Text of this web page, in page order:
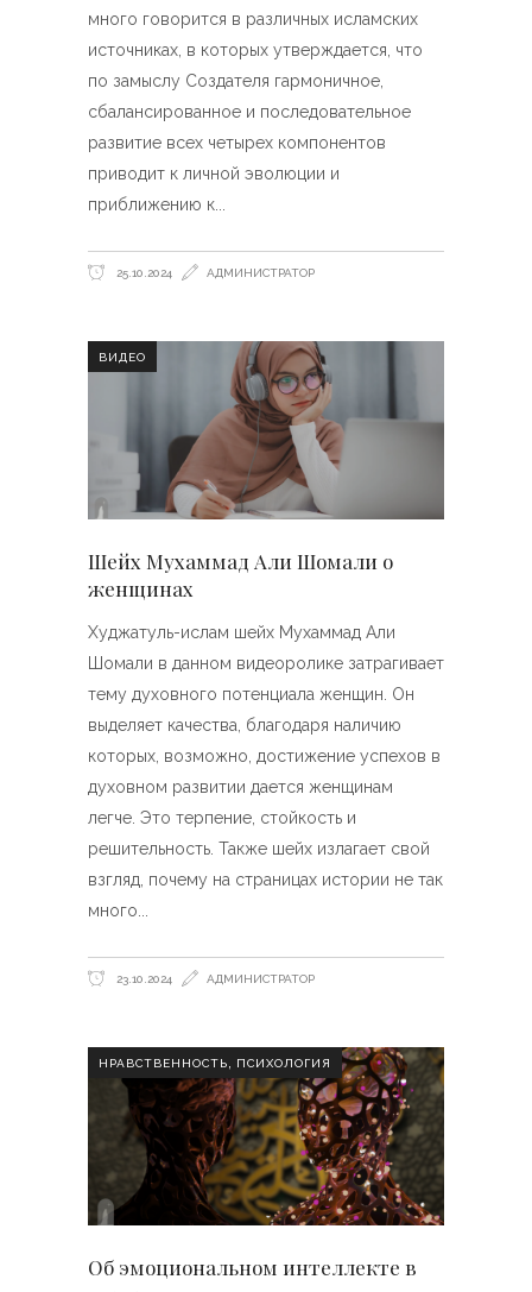
много говорится в различных исламских
источниках, в которых утверждается, что
по замыслу Создателя гармоничное,
сбалансированное и последовательное
развитие всех четырех компонентов
приводит к личной эволюции и
приближению к
25.10.2024 АДМИНИСТРАТОР
ВИДЕО
Шейх Мухаммад Али Шомали о
женщинах
Худжатуль-ислам шейх Мухаммад Али
Шомали в данном видеоролике затрагивает
тему духовного потенциала женщин. Он
выделяет качества, благодаря наличию
которых, возможно, достижение успехов в
духовном развитии дается женщинам
легче. Это терпение, стойкость и
решительность. Также шейх излагает свой
взгляд, почему на страницах истории не так
много
23.10.2024 АДМИНИСТРАТОР
НРАВСТВЕННОСТЬ ПСИХОЛОГИЯ
Об эмоциональном интеллекте в